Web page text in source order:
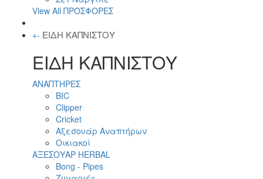
View All ΠΡΟΣΦΟΡΕΣ
+- ΕΙΔΗ ΚΑΠΝΙΣΤΟΥ
ΕΙΔΗ ΚΑΠΝΙΣΤΟΥ
ΑΝΑΠΤΗΡΕΣ
BIC
Clipper
Cricket
Αξεσουάρ Αναπτήρων
Οικιακοί
ΑΞΕΣΟΥΑΡ HERBAL
Bong - Pipes